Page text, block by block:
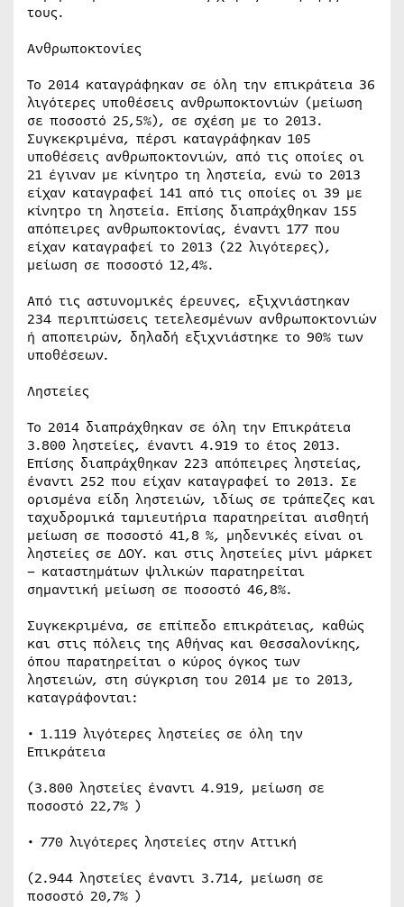
τους.
Ανθρωποκτονίες
Το 2014 καταγράφηκαν σε όλη την επικράτεια 36
λιγότερες υποθέσεις ανθρωποκτονιών (μείωση
σε ποσοστό 25,5%), σε σχέση με το 2013.
Συγκεκριμένα, πέρσι καταγράφηκαν 105
υποθέσεις ανθρωποκτονιών, από τις οποίες οι
21 έγιναν με κίνητρο τη ληστεία, ενώ το 2013
είχαν καταγραφεί 141 από τις οποίες οι 39 με
κίνητρο τη ληστεία. Επίσης διαπράχθηκαν 155
απόπειρες ανθρωποκτονίας, έναντι 177 που
είχαν καταγραφεί το 2013 (22 λιγότερες),
μείωση σε ποσοστό 12,4%.
Από τις αστυνομικές έρευνες, εξιχνιάστηκαν
234 περιπτώσεις τετελεσμένων ανθρωποκτονιών
ή αποπειρών, δηλαδή εξιχνιάστηκε το 90% των
υποθέσεων.
Ληστείες
Το 2014 διαπράχθηκαν σε όλη την Επικράτεια
3.800 ληστείες, έναντι 4.919 το έτος 2013.
Επίσης διαπράχθηκαν 223 απόπειρες ληστείας,
έναντι 252 που είχαν καταγραφεί το 2013. Σε
ορισμένα είδη ληστειών, ιδίως σε τράπεζες και
ταχυδρομικά ταμιευτήρια παρατηρείται αισθητή
μείωση σε ποσοστό 41,8 %, μηδενικές είναι οι
ληστείες σε ΔΟΥ. και στις ληστείες μίνι μάρκετ
– καταστημάτων ψιλικών παρατηρείται
σημαντική μείωση σε ποσοστό 46,8%.
Συγκεκριμένα, σε επίπεδο επικράτειας, καθώς
και στις πόλεις της Αθήνας και Θεσσαλονίκης,
όπου παρατηρείται ο κύρος όγκος των
ληστειών, στη σύγκριση του 2014 με το 2013,
καταγράφονται:
• 1.119 λιγότερες ληστείες σε όλη την
Επικράτεια
(3.800 ληστείες έναντι 4.919, μείωση σε
ποσοστό 22,7% )
• 770 λιγότερες ληστείες στην Αττική
(2.944 ληστείες έναντι 3.714, μείωση σε
ποσοστό 20,7% )